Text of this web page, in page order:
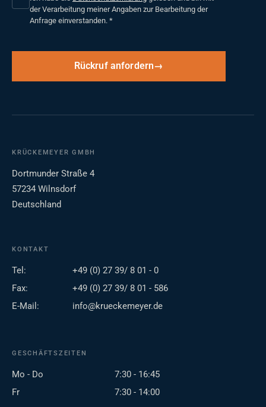
der Verarbeitung meiner Angaben zur Bearbeitung der
Anfrage einverstanden. *
Rückruf anfordern
KRÜCKEMEYER GMBH
Dortmunder Straße 4
57234 Wilnsdorf
Deutschland
KONTAKT
Tel:
+49 (0) 27 39/ 8 01 - 0
Fax:
+49 (0) 27 39/ 8 01 - 586
E-Mail:
info@krueckemeyer.de
GESCHÄFTSZEITEN
Mo - Do
7:30 - 16:45
Fr
7:30 - 14:00